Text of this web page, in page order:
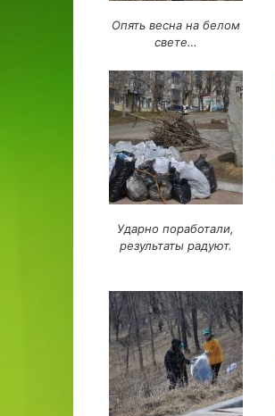
Опять весна на белом
свете…
Ударно поработали,
результаты радуют.